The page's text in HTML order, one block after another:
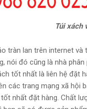
Túi xách
tràn lan trên internet
đó cũng là nhà
tốt nhất là liên hệ đặt
các trang mạng xã hội
nhất đặt hàng. Chất